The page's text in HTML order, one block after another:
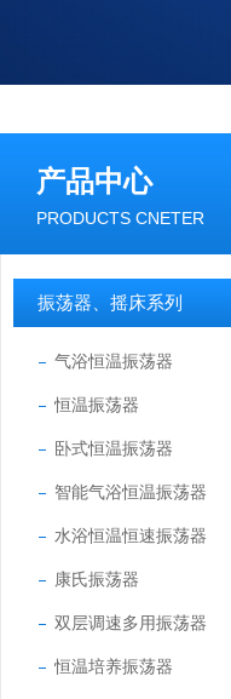
产品中心
PRODUCTS CNETER
振荡器、摇床系列
气浴恒温振荡器
恒温振荡器
卧式恒温振荡器
智能气浴恒温振荡器
水浴恒温恒速振荡器
康氏振荡器
双层调速多用振荡器
恒温培养振荡器